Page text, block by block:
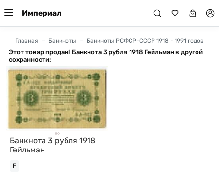
Империал
Главная Банкноты Банкноты РСФСР-СССР 1918 - 1991 годов
Этот товар продан! Банкнота 3 рубля 1918 Гейльман в другой
сохранности:
Банкнота 3 рубля 1918
Гейльман
F